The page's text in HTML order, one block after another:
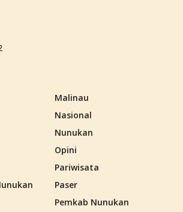
Malinau
Nasional
Nunukan
Opini
Pariwisata
Paser
Pemkab Nunukan